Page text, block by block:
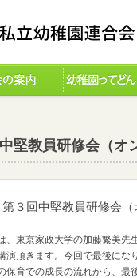
堅教員研修会（オ
教員研修会（オ
東京家政大学の加藤繁美先
演頂きます。今回で最後に
保育での成長の流れから、